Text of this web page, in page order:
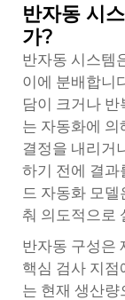
반자동 시
가?
반자동 시스템
이에 분배합니
담이 크거나
는 자동화에
결정을 내리거
하기 전에 결과
드 자동화 모
춰 의도적으로
반자동 구성은
핵심 검사 지점
는 현재 생산